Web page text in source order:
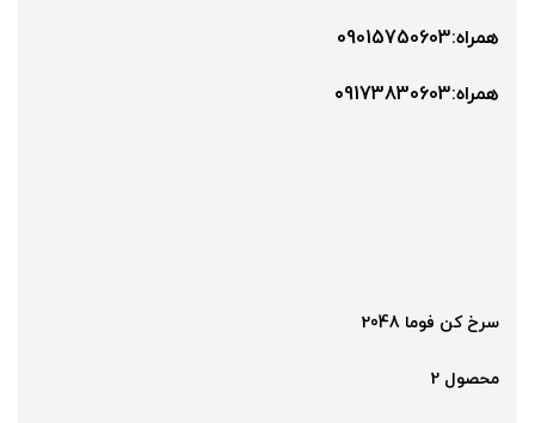
همراه:09015750603
همراه:۰9173830603
سرخ کن فوما 2048
محصول 2